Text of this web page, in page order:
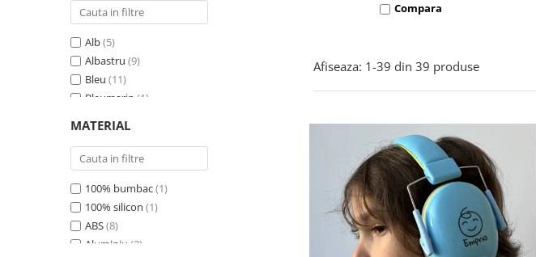
Alb(5)
Albastru (9)
Bleu (11)
Bleumarin (1)
Ecru(1)
Galben (4)
Gri(4)
Maro (2)
Mov(6)
Multicolor
Negru(20)
MATERIAL
100% bumbac(1)
100% silicon (1)
ABS(8)
Aluminiu (2)
Compara
Afiseaza: 1-39 din 39 produse